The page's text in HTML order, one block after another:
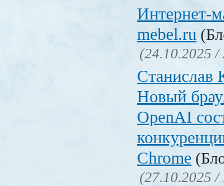
Интернет-
mebel.ru
(24.10.2025 /
Станислав
Новый
OpenAI
Chrome
(27.10.2025 /